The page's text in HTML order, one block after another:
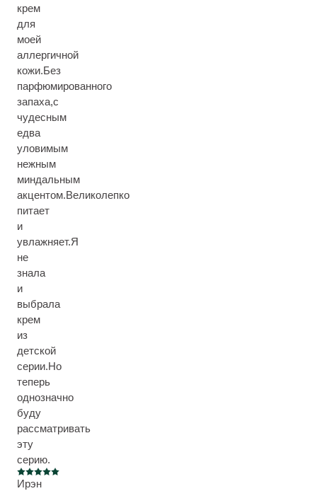
крем
для
моей
аллергичной
кожи.Без
парфюмированного
запаха,с
чудесным
едва
уловимым
нежным
миндальным
акцентом.Великолепко
питает
и
увлажняет.Я
не
знала
и
выбрала
крем
из
детской
серии.Но
теперь
однозначно
буду
рассматривать
эту
серию.
Current rating: 5 out of 5 stars
Ирэн